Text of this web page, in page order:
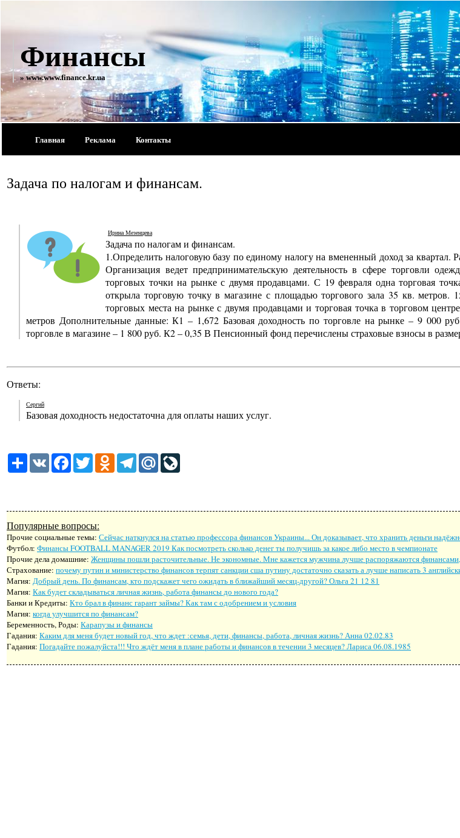
Финансы
» www.www.finance.kr.ua
Главная Реклама Контакты
Задача по налогам и финансам.
Ирина Мезенцева
Задача по налогам и финансам.
1.Определить налоговую базу по единому налогу на вмененный доход за квартал.
Организация ведет предпринимательскую деятельность в сфере торговли
торговых точки на рынке с двумя продавцами. С 19 февраля одна торговая
открыла торговую точку в магазине с площадью торгового зала 35 кв. метров.
торговых места на рынке с двумя продавцами и торговая точка в торговом
метров Дополнительные данные: К1 – 1,672 Базовая доходность по торговле на рынке – 9 000
торговле в магазине – 1 800 руб. К2 – 0,35 В Пенсионный фонд перечислены страховые взносы в
Ответы:
Сергий
Базовая доходность недостаточна для оплаты наших услуг.
ShareVK FacebookTwitterOdnoklassniki
TelegramMail.Ru
Популярные вопросы:
Прочие социальные темы: Сейчас наткнулся на статью профессора финансов Украины... Он доказывает, что хранить деньги
Футбол: Финансы FOOTBALL MANAGER 2019 Как посмотреть сколько денег ты получишь за какое либо место в чемпионате
Прочие дела домашние: Женщины пошли расточительные. Не экономные. Мне кажется мужчина лучше распоряжаются
Страхование: почему путин и министерство финансов терпят санкции сша путину достаточно сказать а лучше написать 3
Магия: Добрый день. По финансам, кто подскажет чего ожидать в ближайший месяц-другой? Ольга 21 12 81
Магия: Как будет складываться личная жизнь, работа финансы до нового года?
Банки и Кредиты: Кто брал в финанс гарант займы? Как там с одобрением и условия
Магия: когда улучшится по финансам?
Беременность, Роды: Карапузы и финансы
Гадания: Каким для меня будет новый год, что ждет :семья, дети, финансы, работа, личная жизнь? Анна 02.02.83
Гадания: Погадайте пожалуйста!!! Что ждёт меня в плане работы и финансов в течении 3 месяцев? Лариса 06.08.1985